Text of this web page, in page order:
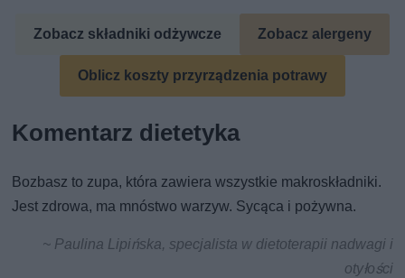
Zobacz składniki odżywcze Zobacz alergeny
Oblicz koszty przyrządzenia potrawy
Komentarz dietetyka
Bozbasz to zupa, która zawiera wszystkie makroskładniki.
Jest zdrowa, ma mnóstwo warzyw. Sycąca i pożywna.
~ Paulina Lipińska, specjalista w dietoterapii nadwagi i
otyłości